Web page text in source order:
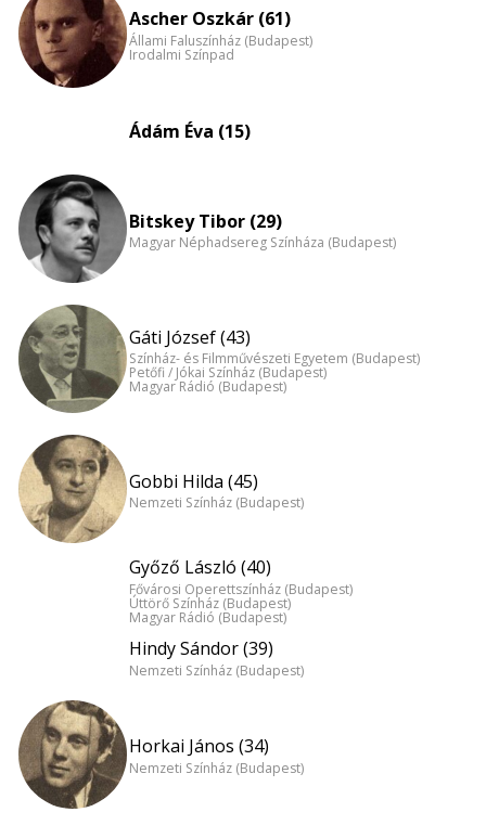
nagyítása
Ascher Oszkár (61)
Állami Faluszínház (Budapest)
Irodalmi Színpad
Ádám Éva (15)
Bitskey Tibor (29)
Magyar Néphadsereg Színháza (Budapest)
Gáti József (43)
Színház- és Filmművészeti Egyetem (Budapest)
Petőfi / Jókai Színház (Budapest)
Magyar Rádió (Budapest)
Gobbi Hilda (45)
Nemzeti Színház (Budapest)
Győző László (40)
Fővárosi Operettszínház (Budapest)
Úttörő Színház (Budapest)
Magyar Rádió (Budapest)
Hindy Sándor (39)
Nemzeti Színház (Budapest)
Horkai János (34)
Nemzeti Színház (Budapest)